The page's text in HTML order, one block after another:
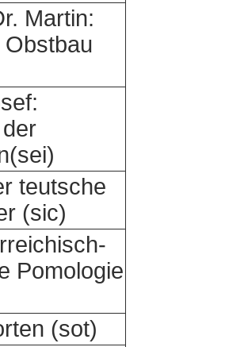
Martin:
teutsche
(sic)
Pomologie
(sot)